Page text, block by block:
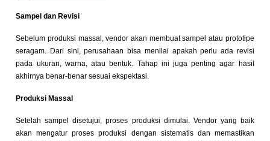
Sampel dan Revisi
Sebelum produksi massal, vendor akan membuat sampel atau prototipe
seragam. Dari sini, perusahaan bisa menilai apakah perlu ada revisi
pada ukuran, warna, atau bentuk. Tahap ini juga penting agar hasil
akhirnya benar-benar sesuai ekspektasi.
Produksi Massal
Setelah sampel disetujui, proses produksi dimulai. Vendor yang baik
akan mengatur proses produksi dengan sistematis dan memastikan